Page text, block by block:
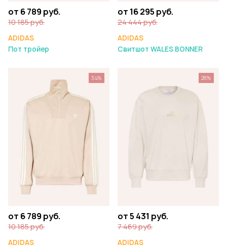
от 6 789 руб.
10 185 руб.
ADIDAS
Пот тройер
от 16 295 руб.
24 444 руб.
ADIDAS
Свитшот WALES BONNER
от 6 789 руб.
10 185 руб.
ADIDAS
34%
от 5 431 руб.
7 469 руб.
ADIDAS
28%